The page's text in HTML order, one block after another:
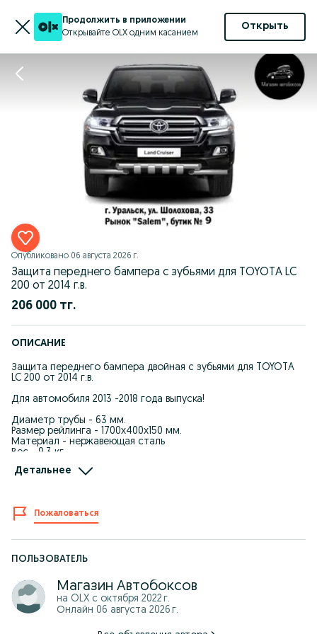
Продолжить в приложении
Открывайте OLX одним касанием
Открыть
Опубликовано 06 августа 2026 г.
Защита переднего бампера с зубьями для TOYOTA LC
200 от 2014 г.в.
206 000 тг.
ОПИСАНИЕ
Защита переднего бампера двойная с зубьями для TOYOTA
LC 200 от 2014 г.в.
Для автомобиля 2013 -2018 года выпуска!
Диаметр трубы - 63 мм.
Размер рейлинга - 1700х400х150 мм.
Материал - нержавеющая сталь
Вес - 9,3 кг.
силовые кронштейны. Четыре кронштейна прикручиваются к
Режим работы: ПН-ВС: 09:00 до 18:00
Самовывоз: г. Уральск, ул. Шолохова 33, Рынок "Salem" Бутик
В регионы отправляем через ТК: СДЭК, ПЭК, КИТ или другими
удобными для Вас транспортными компаниями после 100%
оплаты заказа
Детальнее
Пожаловаться
ПОЛЬЗОВАТЕЛЬ
Магазин Автобоксов
на OLX с октября 2022 г.
Онлайн 06 августа 2026 г.